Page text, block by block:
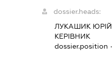
dossier.heads:
ЛУКАШИК
КЕРІВНИК
dossier.position